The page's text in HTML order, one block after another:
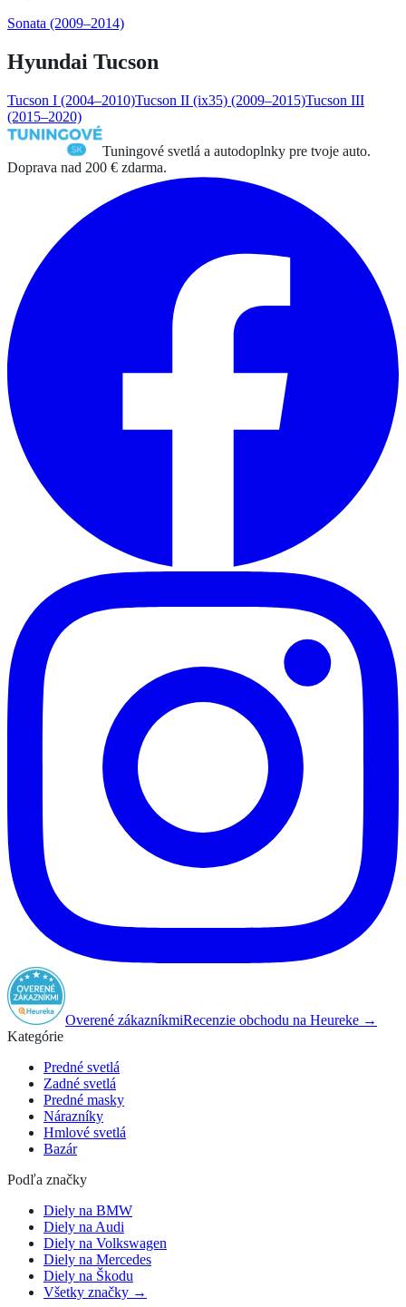
Sonata (2009–2014)
Hyundai Tucson
Tucson I (2004–2010)Tucson II (ix35) (2009–2015)Tucson III
(2015–2020)
Tuningové svetlá a autodoplnky pre tvoje auto.
Doprava nad 200 € zdarma.
Overené zákazníkmiRecenzie obchodu na Heureke →
Kategórie
Predné svetlá
Zadné svetlá
Predné masky
Nárazníky
Hmlové svetlá
Bazár
Podľa značky
Diely na BMW
Diely na Audi
Diely na Volkswagen
Diely na Mercedes
Diely na Škodu
Všetky značky →